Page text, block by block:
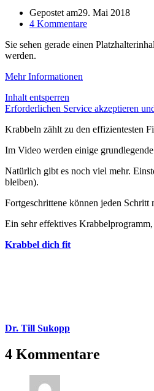
Gepostet am29. Mai 2018
4 Kommentare
Sie sehen gerade einen
werden.
Mehr Informationen
Inhalt entsperren
Erforderlichen Service akzeptieren
Krabbeln zählt zu den effizientesten
Im Video werden einige
Natürlich gibt es noch viel mehr.
bleiben).
Fortgeschrittene können jeden
Ein sehr effektives
Krabbel dich fit
Dr. Till Sukopp
4 Kommentare